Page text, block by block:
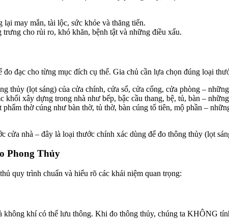
may mắn, tài lộc, sức khỏe và thăng tiến.
cho rủi ro, khó khăn, bệnh tật và những điều xấu.
đạc cho từng mục đích cụ thể. Gia chủ cần lựa chọn đúng loại
thủy (lọt sáng) của cửa chính, cửa sổ, cửa cổng, cửa phòng –
khối xây dựng trong nhà như bếp, bậc cầu thang, bệ, tủ, bàn –
thờ cúng như bàn thờ, tủ thờ, bàn cúng tổ tiên, mộ phần –
nhà – đây là loại thước chính xác dùng để đo thông thủy (lọt
Phong Thủy
quy trình chuẩn và hiểu rõ các khái niệm quan trọng:
khí có thể lưu thông. Khi đo thông thủy, chúng ta KHÔNG